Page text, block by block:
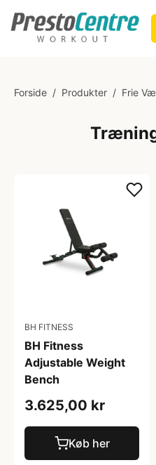
Forside / Produkter / Frie
BH FITNESS
BH Fitness
Adjustable Weight
Bench
3.625,00 kr
Køb her